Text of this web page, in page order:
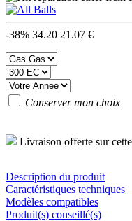
-38% 34.20 21.07 €
Conserver mon choix
Livraison offerte sur
Description du produit
Caractéristiques techniques
Modèles compatibles
Produit(s) conseillé(s)